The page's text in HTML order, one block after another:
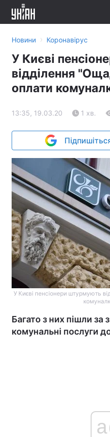
Новини › Коронавірус
У Києві
відділення
оплати
13:35, 19.03.20 1 хв.
У Києві пенсіонери штурмують
Багато з них пішли за
комунальні послуги